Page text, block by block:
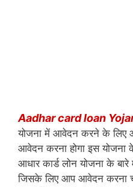
Aadhar card loan
योजना में आवेदन करने के
आवेदन करना होगा इस
आधार कार्ड लोन योजना के
जिसके लिए आप आवेदन करना